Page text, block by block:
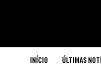
INÍCIO ÚLTIMAS